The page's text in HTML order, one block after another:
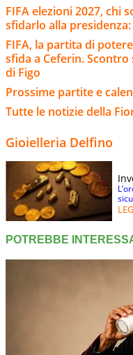
FIFA elezioni 2027, chi
sfidarlo alla
FIFA, la partita di
sfida a Ceferin. Scontro
di Figo
Prossime partite e
Tutte le notizie della
Gioielleria Delfino